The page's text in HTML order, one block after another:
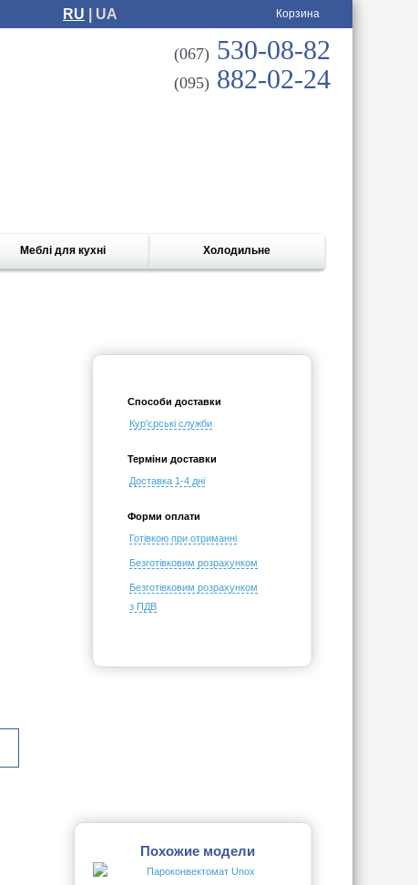
RU | UA Корзина
(067) 530-08-82
(095) 882-02-24
Меблі для кухні Холодильне
Способи доставки
Кур'єрські служби
Терміни доставки
Доставка 1-4 дні
Форми оплати
Готівкою при отриманні
Безготівковим розрахунком
Безготівковим розрахунком
з ПДВ
Похожие модели